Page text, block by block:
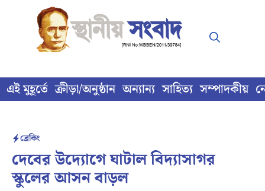
content
এই মুহূর্তে ক্রীড়া/অনুষ্ঠান অন্যান্য সাহিত্য সম্পাদকীয়
ব্রেকিং
দেবের উদ্যোগে ঘাটাল বিদ্যাসাগর
স্কুলের আসন বাড়ল